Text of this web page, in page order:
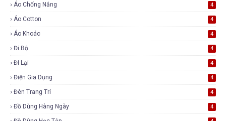
Áo Chống Nắng 4
Áo Cotton 4
Áo Khoác 4
Đi Bộ 4
Đi Lại 4
Điện Gia Dụng 4
Đèn Trang Trí 4
Đồ Dùng Hàng Ngày 4